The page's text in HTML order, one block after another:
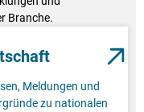
Branche.
Meldungen und
zu nationalen